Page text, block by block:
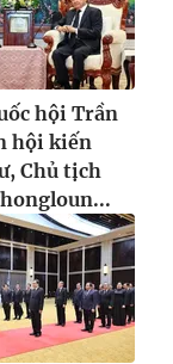
có sự chấp
phát hành lại
hội Trần
hội kiến
Chủ tịch